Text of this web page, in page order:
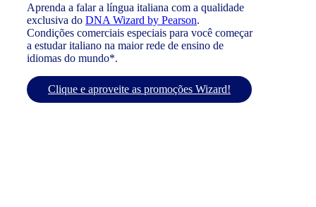
Aprenda a falar a língua italiana com a qualidade
exclusiva do DNA Wizard by Pearson.
Condições comerciais especiais para você começar
a estudar italiano na maior rede de ensino de
idiomas do mundo*.
Clique e aproveite as promoções Wizard!